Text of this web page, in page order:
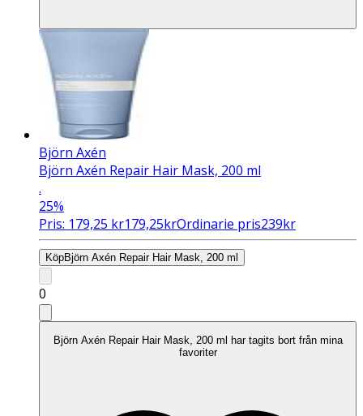
Björn Axén
Björn Axén Repair Hair Mask, 200 ml
.
25%
Pris: 179,25 kr179,25krOrdinarie pris239kr
KöpBjörn Axén Repair Hair Mask, 200 ml
0
Björn Axén Repair Hair Mask, 200 ml har tagits bort från mina
favoriter